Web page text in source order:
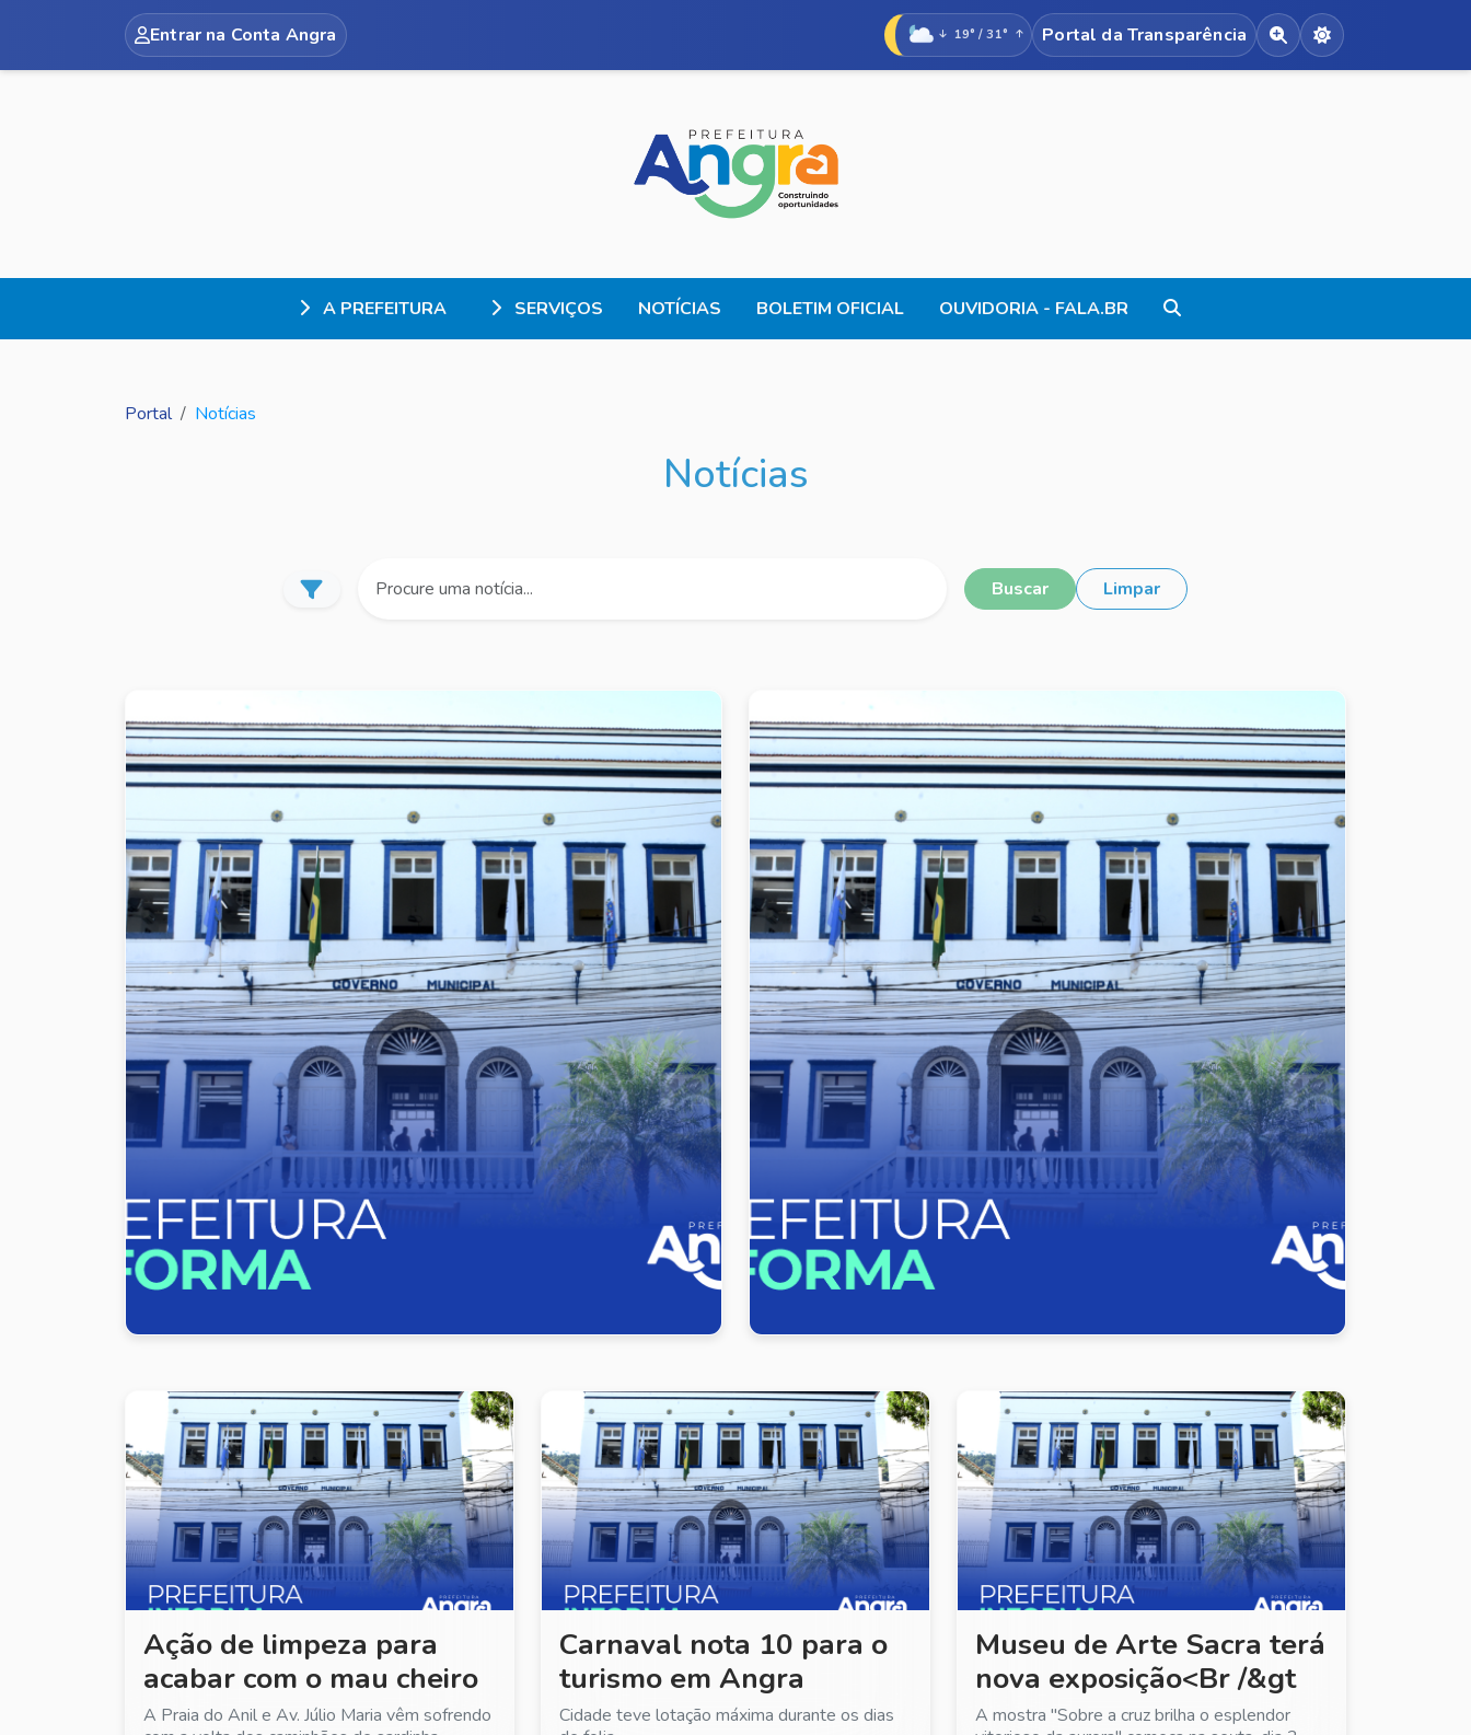
Entrar na Conta Angra 19° / 31° Portal da Transparência Acessibilidade de texto
Alternar modo
A PREFEITURA SERVIÇOS NOTÍCIAS BOLETIM OFICIAL OUVIDORIA - FALA.BR
Portal Notícias
Notícias
Mostrar ou ocultar filtros Buscar Limpar
sábado
A mostra "Angra dos meus olhos" que está na Casa Larangeira poderá
ser apreciada até sábado, dia 3
29 de fevereiro de 2012
FCP
Comunidade foi reconhecida como de remanescentes de quilombo
28 de fevereiro de 2012
Ação de limpeza para
acabar com o mau cheiro
A Praia do Anil e Av. Júlio Maria vêm sofrendo
Carnaval nota 10 para o
turismo em Angra
Cidade teve lotação máxima durante os dias
Museu de Arte Sacra terá
nova exposição<Br /&gt
A mostra "Sobre a cruz brilha o esplendor